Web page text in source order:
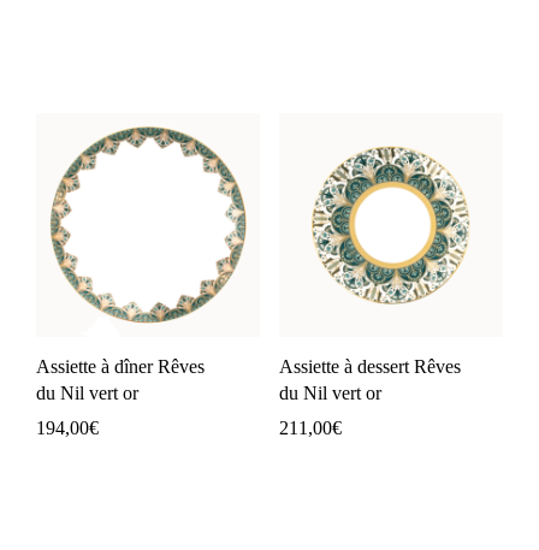
Assiette à dîner Rêves
du Nil vert or
194,00€
Assiette à dessert Rêves
du Nil vert or
211,00€